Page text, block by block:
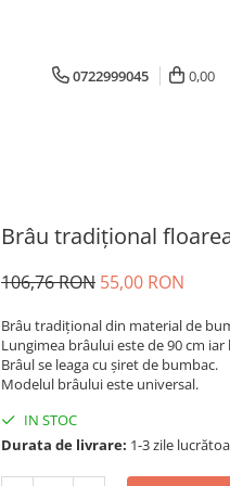
0722999045 0,00
Brâu tradițional
106,76 RON 55,00 RON
Brâu tradițional din material de
Lungimea brâului este de 90 cm iar
Brâul se leaga cu șiret de bumbac.
Modelul brâului este universal.
IN STOC
Durata de livrare: 1-3 zile